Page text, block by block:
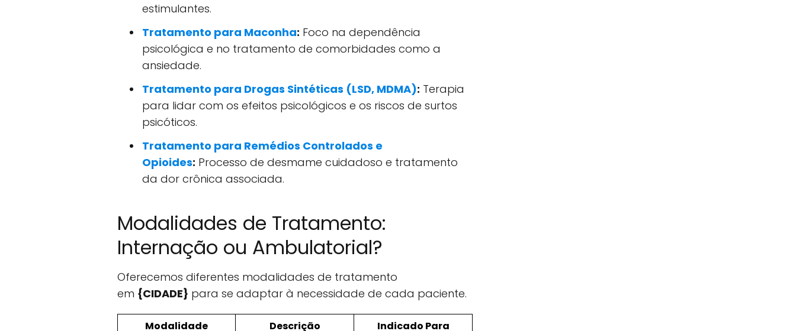
estimulantes.
Tratamento para Maconha: Foco na dependência
psicológica e no tratamento de comorbidades como a
ansiedade.
Tratamento para Drogas Sintéticas (LSD, MDMA): Terapia
para lidar com os efeitos psicológicos e os riscos de surtos
psicóticos.
Tratamento para Remédios Controlados e
Opioides: Processo de desmame cuidadoso e tratamento
da dor crônica associada.
Modalidades de Tratamento:
Internação ou Ambulatorial?
Oferecemos diferentes modalidades de tratamento
em {CIDADE} para se adaptar à necessidade de cada paciente.
Modalidade Descrição Indicado Para